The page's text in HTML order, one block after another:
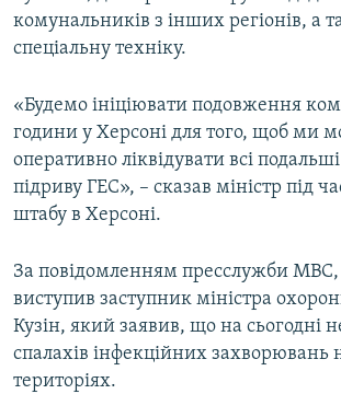
комунальників з інших регіонів, а
спеціальну техніку.
«Будемо ініціювати подовження
години у Херсоні для того, щоб ми
оперативно ліквідувати всі
підриву ГЕС», – сказав міністр під
штабу в Херсоні.
За повідомленням пресслужби МВС,
виступив заступник міністра
Кузін, який заявив, що на сьогодні
спалахів інфекційних захворювань
територіях.